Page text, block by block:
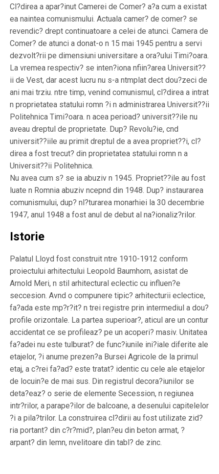
Cl?direa a apar?inut Camerei de Comer? a?a cum a existat
ea naintea comunismului. Actuala camer? de comer? se
revendic? drept continuatoare a celei de atunci. Camera de
Comer? de atunci a donat-o n 15 mai 1945 pentru a servi
dezvolt?rii pe dimensiuni universitare a ora?ului Timi?oara.
La vremea respectiv? se inten?iona nfiin?area Universit??
ii de Vest, dar acest lucru nu s-a ntmplat dect dou?zeci de
ani mai trziu. ntre timp, venind comunismul, cl?direa a intrat
n proprietatea statului romn ?i n administrarea Universit??ii
Politehnica Timi?oara. n acea perioad? universit??ile nu
aveau dreptul de proprietate. Dup? Revolu?ie, cnd
universit??iile au primit dreptul de a avea propriet??i, cl?
direa a fost trecut? din proprietatea statului romn n a
Universit??ii Politehnica.
Nu avea cum s? se ia abuziv n 1945. Propriet??ile au fost
luate n Romnia abuziv ncepnd din 1948. Dup? instaurarea
comunismului, dup? nl?turarea monarhiei la 30 decembrie
1947, anul 1948 a fost anul de debut al na?ionaliz?rilor.
Istorie
Palatul Lloyd fost construit ntre 1910-1912 conform
proiectului arhitectului Leopold Baumhorn, asistat de
Arnold Meri, n stil arhitectural eclectic cu influen?e
seccesion. Avnd o compunere tipic? arhitecturii eclectice,
fa?ada este mp?r?it? n trei registre prin intermediul a dou?
profile orizontale. La partea superioar?, aticul are un contur
accidentat ce se profileaz? pe un acoperi? masiv. Unitatea
fa?adei nu este tulburat? de func?iunile ini?iale diferite ale
etajelor, ?i anume prezen?a Bursei Agricole de la primul
etaj, a c?rei fa?ad? este tratat? identic cu cele ale etajelor
de locuin?e de mai sus. Din registrul decora?iunilor se
deta?eaz? o serie de elemente Secession, n regiunea
intr?rilor, a parape?ilor de balcoane, a desenului capitelelor
?i a pila?trilor. La construirea cl?dirii au fost utilizate zid?
ria portant? din c?r?mid?, plan?eu din beton armat, ?
arpant? din lemn, nvelitoare din tabl? de zinc.